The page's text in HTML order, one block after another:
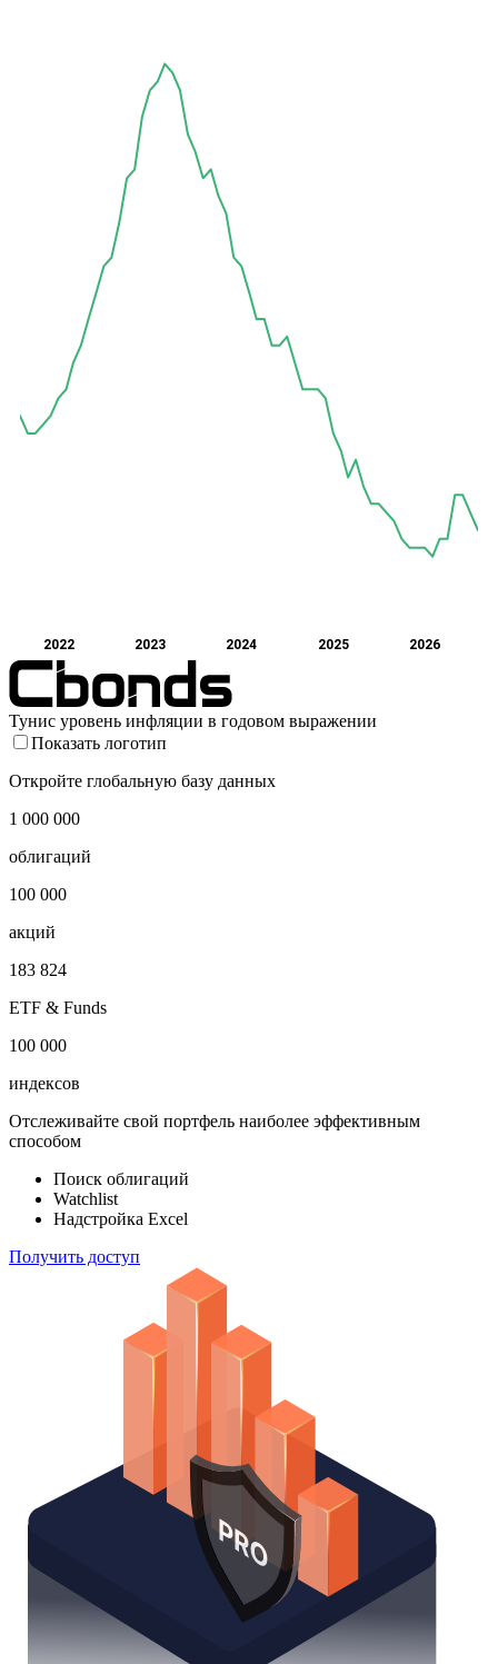
2022 2023 2024 2025 2026
Тунис уровень инфляции в годовом выражении
Показать логотип
Откройте глобальную базу данных
1 000 000
облигаций
100 000
акций
183 824
ETF & Funds
100 000
индексов
Отслеживайте свой портфель наиболее эффективным
способом
Поиск облигаций
Watchlist
Надстройка Excel
Получить доступ